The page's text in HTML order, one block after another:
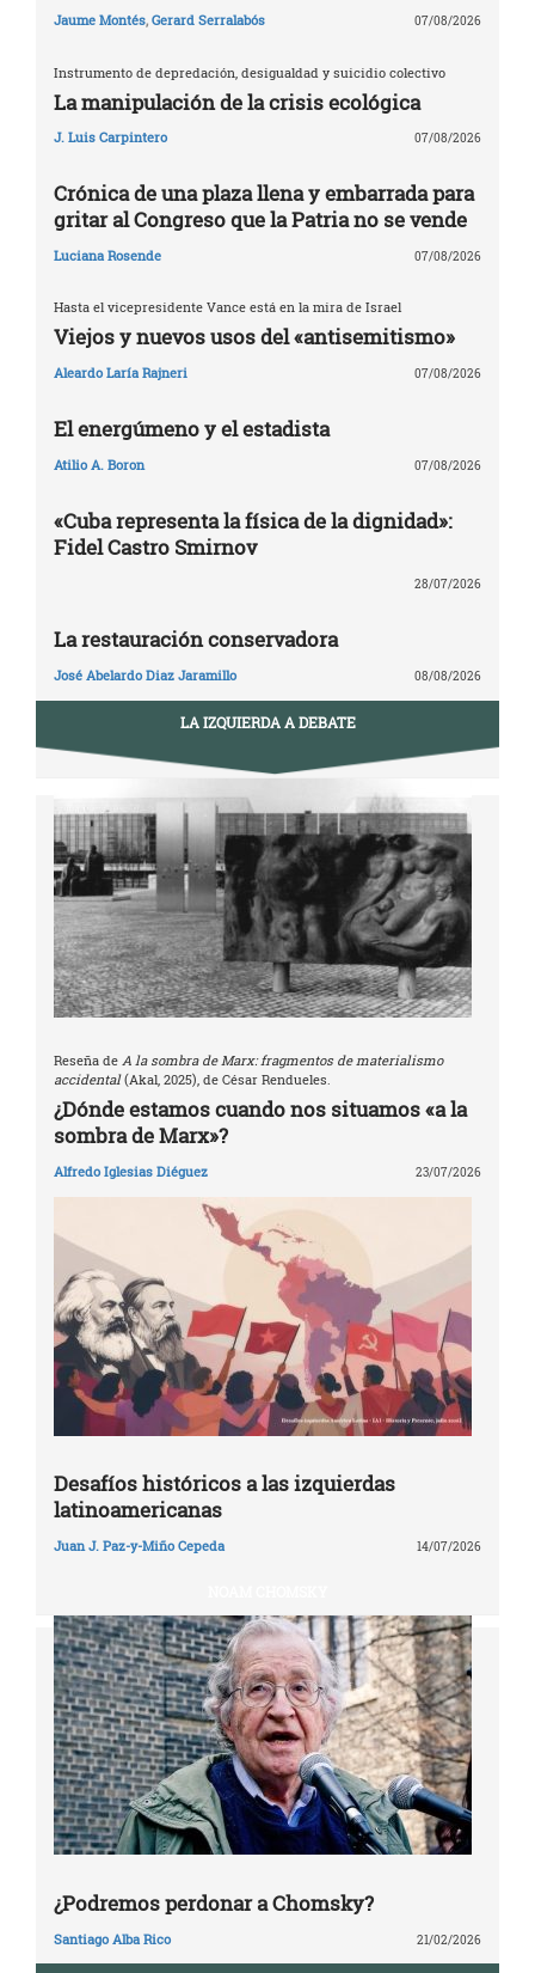
Jaume Montés, Gerard Serralabós 07/08/2026
Instrumento de depredación, desigualdad y suicidio colectivo
La manipulación de la crisis ecológica
J. Luis Carpintero 07/08/2026
Crónica de una plaza llena y embarrada para
gritar al Congreso que la Patria no se vende
Luciana Rosende 07/08/2026
Hasta el vicepresidente Vance está en la mira de Israel
Viejos y nuevos usos del «antisemitismo»
Aleardo Laría Rajneri 07/08/2026
El energúmeno y el estadista
Atilio A. Boron 07/08/2026
«Cuba representa la física de la dignidad»:
Fidel Castro Smirnov
28/07/2026
La restauración conservadora
José Abelardo Diaz Jaramillo 08/08/2026
LA IZQUIERDA A DEBATE
Reseña de A la sombra de Marx: fragmentos de materialismo
accidental(Akal, 2025), de César Rendueles.
¿Dónde estamos cuando nos situamos «a la
sombra de Marx»?
Alfredo Iglesias Diéguez 23/07/2026
Desafíos históricos a las izquierdas
latinoamericanas
Juan J. Paz-y-Miño Cepeda 14/07/2026
¿Podremos perdonar a Chomsky?
Santiago Alba Rico 21/02/2026